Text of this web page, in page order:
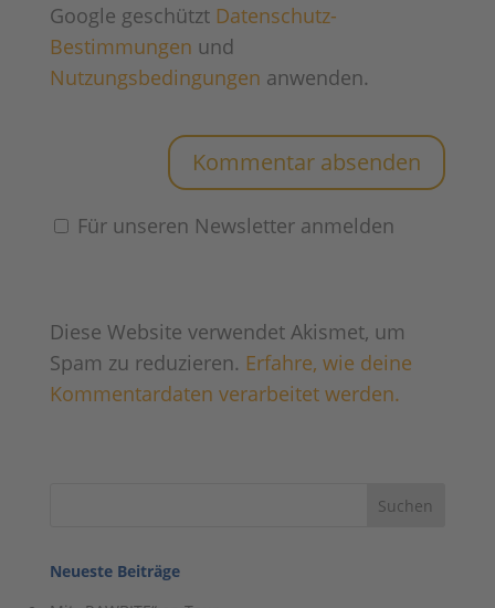
Google geschützt Datenschutz-
Bestimmungen und
Nutzungsbedingungen anwenden.
Für unseren Newsletter anmelden
Diese Website verwendet Akismet, um
Spam zu reduzieren. Erfahre, wie deine
Kommentardaten verarbeitet werden.
Neueste Beiträge